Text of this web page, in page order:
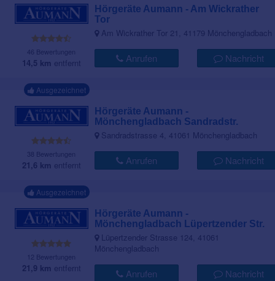
46 Bewertungen
14,5 km entfernt
Hörgeräte Aumann - Am Wickrather
Tor
Am Wickrather Tor 21, 41179 Mönchengladbach
Anrufen Nachricht
Ausgezeichnet
38 Bewertungen
21,6 km entfernt
Hörgeräte Aumann -
Mönchengladbach Sandradstr.
Sandradstrasse 4, 41061 Mönchengladbach
Anrufen Nachricht
Ausgezeichnet
12 Bewertungen
21,9 km entfernt
Hörgeräte Aumann -
Mönchengladbach Lüpertzender Str.
Lüpertzender Strasse 124, 41061
Mönchengladbach
Anrufen Nachricht